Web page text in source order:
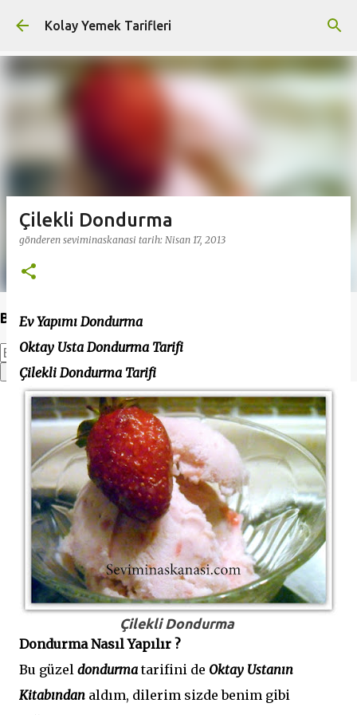
Ana içeriğe atla
Kolay Yemek Tarifleri
Bu Blogda Ara
Çilekli Dondurma
gönderen seviminaskanasi tarih: Nisan 17, 2013
Ev Yapımı Dondurma
Oktay Usta Dondurma Tarifi
Çilekli Dondurma Tarifi
Çilekli Dondurma
Dondurma Nasıl Yapılır ?
Bu güzel dondurmatarifini de Oktay Ustanın
Kitabından aldım, dilerim sizde benim gibi